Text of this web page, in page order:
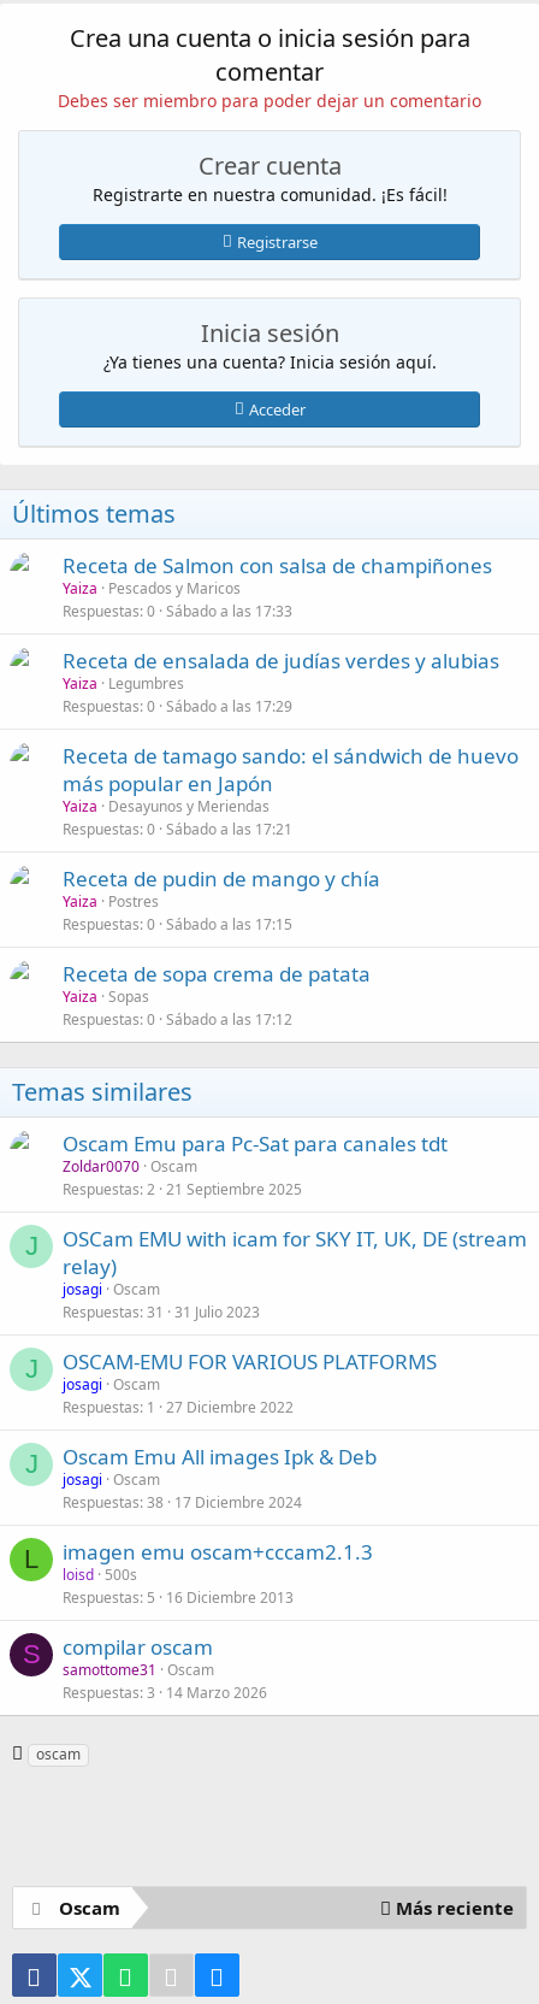
Crea una cuenta o inicia sesión para
comentar
Debes ser miembro para poder dejar un comentario
Crear cuenta
Registrarte en nuestra comunidad. ¡Es fácil!
Registrarse
Inicia sesión
¿Ya tienes una cuenta? Inicia sesión aquí.
Acceder
Últimos temas
Receta de Salmon con salsa de champiñones
Yaiza
Pescados y Maricos
Respuestas 0 Sábado a las 17:33
Receta de ensalada de judías verdes y alubias
Yaiza
Legumbres
Respuestas 0 Sábado a las 17:29
Receta de tamago sando: el sándwich de huevo
más popular en Japón
Yaiza
Desayunos y Meriendas
Respuestas 0 Sábado a las 17:21
Receta de pudin de mango y chía
Yaiza
Postres
Respuestas 0 Sábado a las 17:15
Receta de sopa crema de patata
Yaiza Sopas
Respuestas 0 Sábado a las 17:12
Temas similares
Oscam Emu para Pc-Sat para canales tdt
Zoldar0070 Oscam
Respuestas 2 21 Septiembre 2025
J
OSCam EMU with icam for SKY IT, UK, DE (stream
relay)
josagi Oscam
Respuestas 31 31 Julio 2023
J OSCAM-EMU FOR VARIOUS PLATFORMS
josagi Oscam
Respuestas 1 27 Diciembre 2022
J Oscam Emu All images Ipk & Deb
josagi Oscam
Respuestas 38 17 Diciembre 2024
L imagen emu oscam+cccam2.1.3
loisd 500s
Respuestas 5 16 Diciembre 2013
S compilar oscam
samottome31
Oscam
Respuestas 3 14 Marzo 2026
E
a
s
oscam
Oscam Más reciente
FacebookX (Twitter)WhatsAppTelegram